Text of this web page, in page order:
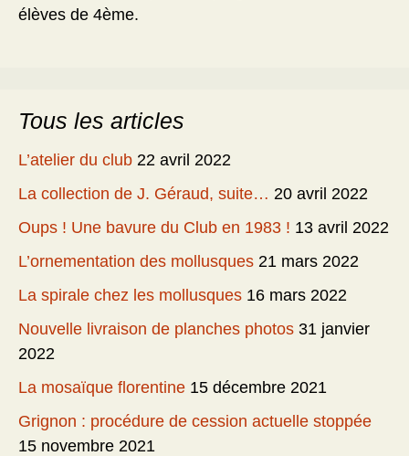
élèves de 4ème.
Tous les articles
L’atelier du club 22 avril 2022
La collection de J. Géraud, suite… 20 avril 2022
Oups ! Une bavure du Club en 1983 ! 13 avril 2022
L’ornementation des mollusques 21 mars 2022
La spirale chez les mollusques 16 mars 2022
Nouvelle livraison de planches photos 31 janvier
2022
La mosaïque florentine 15 décembre 2021
Grignon : procédure de cession actuelle stoppée
15 novembre 2021